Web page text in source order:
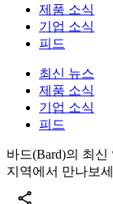
제품 소식
기업 소식
피드
최신 뉴스
제품 소식
기업 소식
피드
바드(Bard)의 최
지역에서 만나보